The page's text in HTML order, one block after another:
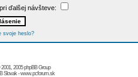
ďalšej návšteve:
svoje heslo?
2005 phpBB Group
Slovak-www.pcforum.sk